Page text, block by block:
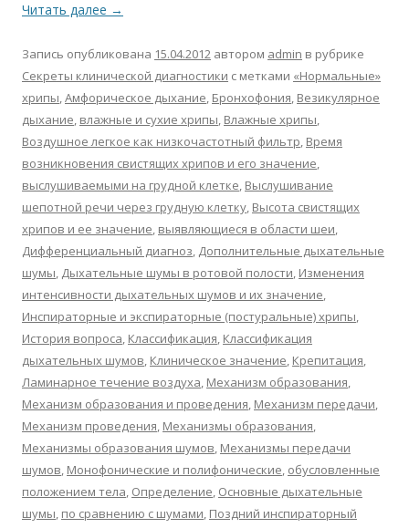
Читать далее →
Запись опубликована 15.04.2012 автором admin в рубрике
Секреты клинической диагностики с метками «Нормальные»
хрипы,Амфорическое дыхание, Бронхофония, Везикулярное
дыхание, влажные и сухие хрипы, Влажные хрипы,
Воздушное легкое как низкочастотный фильтр, Время
возникновения свистящих хрипов и его значение,
выслушиваемыми на грудной клетке, Выслушивание
шепотной речи через грудную клетку, Высота свистящих
хрипов и ее значение, выявляющиеся в области шеи,
Дифференциальный диагноз, Дополнительные дыхательные
шумы, Дыхательные шумы в ротовой полости, Изменения
интенсивности дыхательных шумов и их значение,
Инспираторные и экспираторные (постуральные) хрипы,
История вопроса, Классификация, Классификация
дыхательных шумов, Клиническое значение, Крепитация,
Ламинарное течение воздуха, Механизм образования,
Механизм образования и проведения, Механизм передачи,
Механизм проведения, Механизмы образования,
Механизмы образования шумов, Механизмы передачи
шумов, Монофонические и полифонические, обусловленные
положением тела, Определение, Основные дыхательные
шумы, по сравнению с шумами, Поздний инспираторный